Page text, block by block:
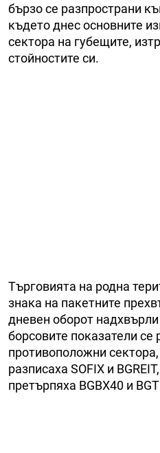
бързо се разпространи
където днес основните
сектора на губещите,
стойностите си.
Търговията на родна
знака на пакетните
дневен оборот
борсовите показатели се
противоположни сектора,
разписаха SOFIX и
претърпяха BGBX40 и